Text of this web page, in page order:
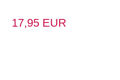
17,95 EUR